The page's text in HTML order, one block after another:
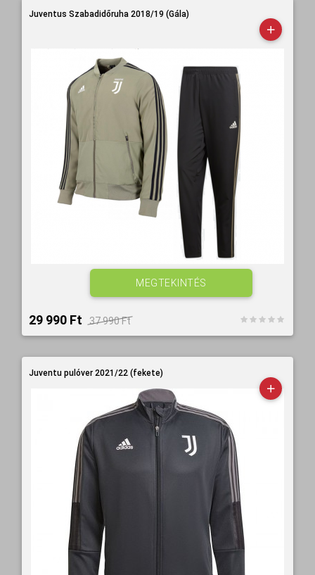
Juventus Szabadidőruha 2018/19 (Gála)
29 990 Ft‎ 37 990 Ft‎
MEGTEKINTÉS
Juventu pulóver 2021/22 (fekete)